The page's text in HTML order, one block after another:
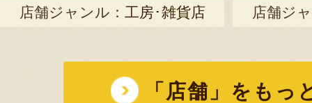
店舗ジャンル： 工房･雑貨店 店舗ジ
「店舗」をもっ